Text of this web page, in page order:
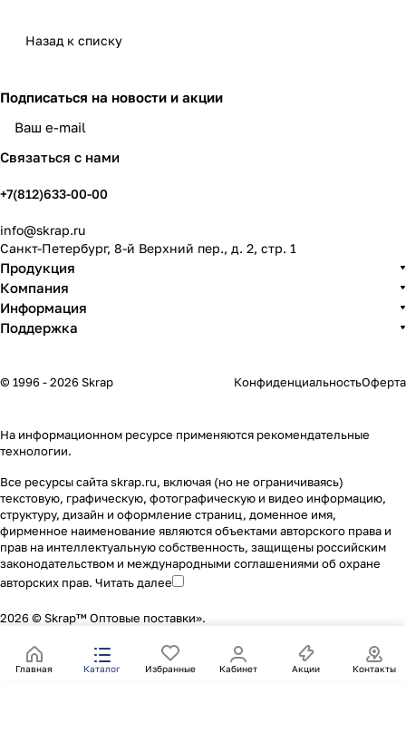
Назад к списку
Подписаться на новости и акции
Связаться с нами
+7(812)633-00-00
info@skrap.ru
Санкт-Петербург, 8-й Верхний пер., д. 2, стр. 1
Продукция
Компания
Информация
Поддержка
© 1996 - 2026 Skrap КонфиденциальностьОферта
На информационном ресурсе применяются рекомендательные
технологии.
Все ресурсы сайта skrap.ru, включая (но не ограничиваясь)
текстовую, графическую, фотографическую и видео информацию,
структуру, дизайн и оформление страниц, доменное имя,
фирменное наименование являются объектами авторского права и
прав на интеллектуальную собственность, защищены российским
законодательством и международными соглашениями об охране
авторских прав. Читать далее
2026 © Skrap™ Оптовые поставки».
Главная Каталог Избранные Кабинет Акции Контакты